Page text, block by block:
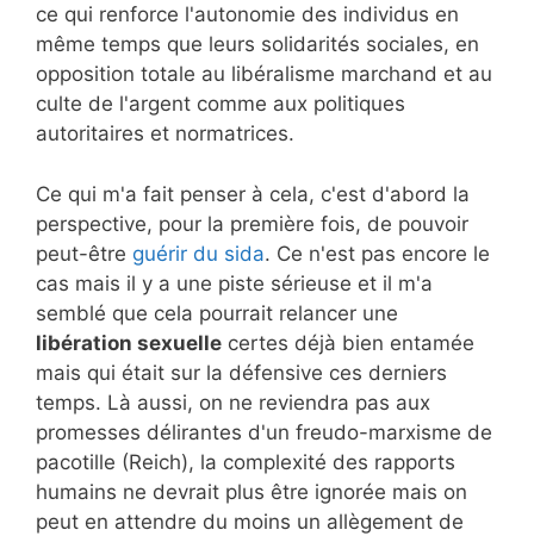
ce qui renforce l'autonomie des individus en
même temps que leurs solidarités sociales, en
opposition totale au libéralisme marchand et au
culte de l'argent comme aux politiques
autoritaires et normatrices.
Ce qui m'a fait penser à cela, c'est d'abord la
perspective, pour la première fois, de pouvoir
peut-être guérir du sida. Ce n'est pas encore le
cas mais il y a une piste sérieuse et il m'a
semblé que cela pourrait relancer une
libération sexuelle certes déjà bien entamée
mais qui était sur la défensive ces derniers
temps. Là aussi, on ne reviendra pas aux
promesses délirantes d'un freudo-marxisme de
pacotille (Reich), la complexité des rapports
humains ne devrait plus être ignorée mais on
peut en attendre du moins un allègement de